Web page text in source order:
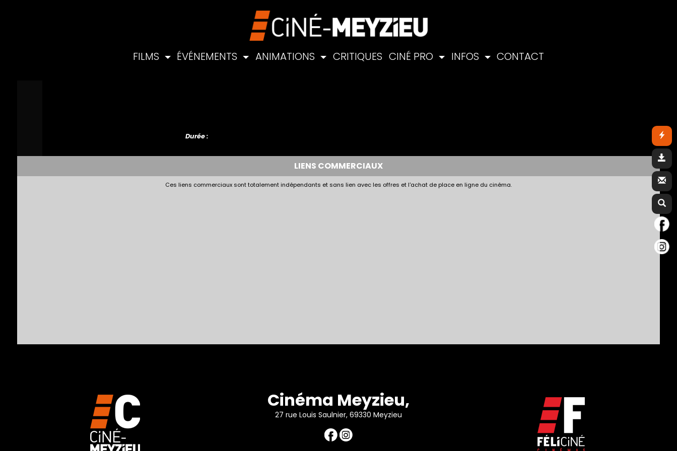
FILMS ÉVÉNEMENTS ANIMATIONS CRITIQUES CINÉ PRO INFOS CONTACT
Durée :
LIENS COMMERCIAUX
Ces liens commerciaux sont totalement indépendants et sans lien avec les offres et l'achat de place en ligne du cinéma.
Cinéma Meyzieu,
27 rue Louis Saulnier, 69330 Meyzieu